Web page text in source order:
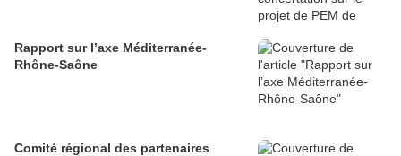
Rapport sur l’axe Méditerranée-
Rhône-Saône
Comité régional des partenaires